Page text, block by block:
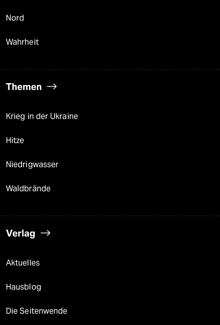
Nord
Wahrheit
Themen
Krieg in der Ukraine
Hitze
Niedrigwasser
Waldbrände
Verlag
Aktuelles
Hausblog
Die Seitenwende